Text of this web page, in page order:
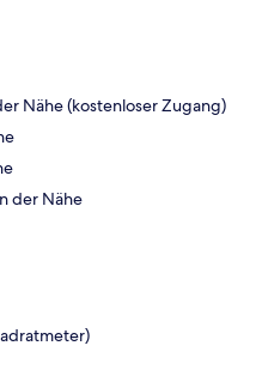
Nähe (kostenloser Zugang)
der Nähe